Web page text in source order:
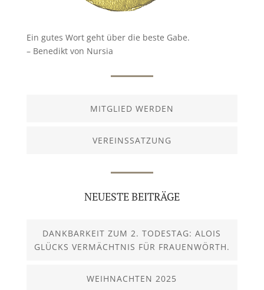
Ein gutes Wort geht über die beste Gabe.
– Benedikt von Nursia
MITGLIED WERDEN
VEREINSSATZUNG
NEUESTE BEITRÄGE
DANKBARKEIT ZUM 2. TODESTAG: ALOIS
GLÜCKS VERMÄCHTNIS FÜR FRAUENWÖRTH.
WEIHNACHTEN 2025